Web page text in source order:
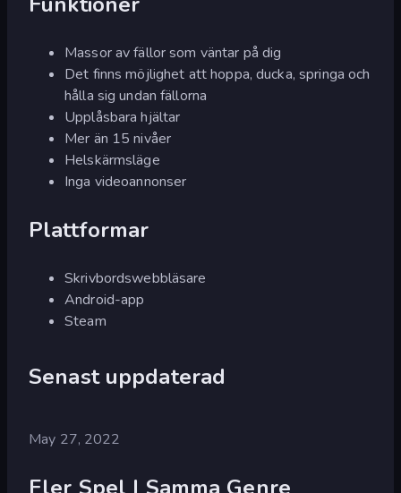
Massor av fällor som väntar på dig
Det finns möjlighet att hoppa, ducka, springa och
hålla sig undan fällorna
Upplåsbara hjältar
Mer än 15 nivåer
Helskärmsläge
Inga videoannonser
Plattformar
Skrivbordswebbläsare
Android-app
Steam
Senast uppdaterad
May 27, 2022